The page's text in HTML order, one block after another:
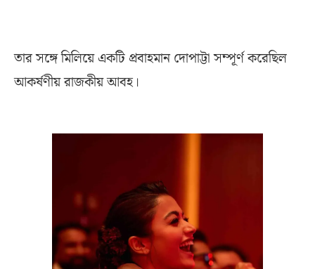
তার সঙ্গে মিলিয়ে একটি প্রবাহমান দোপাট্টা সম্পূর্ণ করেছিল
আকর্ষণীয় রাজকীয় আবহ।